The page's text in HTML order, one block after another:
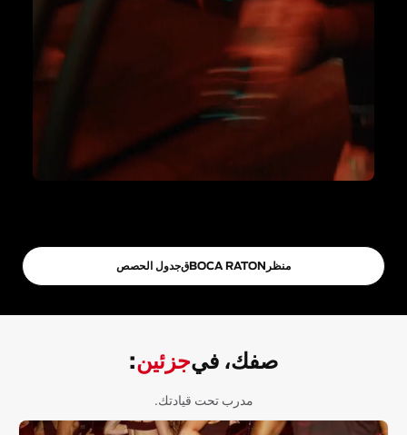
منظر BOCA RATONقجدول الحصص
صفك، فيجزئين:
مدرب تحت قيادتك.